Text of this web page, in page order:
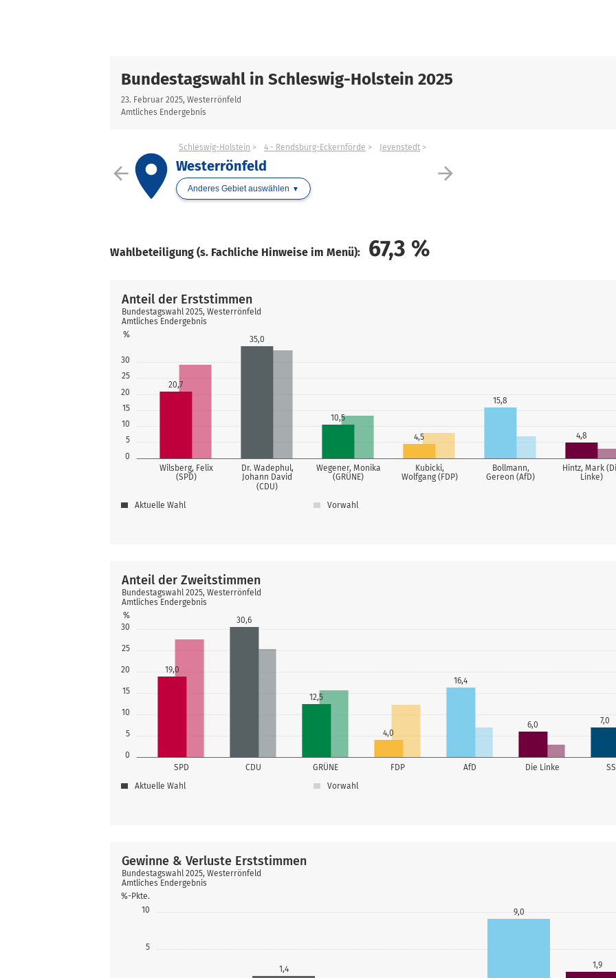
Bundestagswahl in Schleswig-Holstein 2025
23. Februar 2025, Westerrönfeld
Amtliches Endergebnis
arrow_back arrow_forward
place
Schleswig-Holstein 4 - Rendsburg-Eckernförde Jevenstedt
Westerrönfeld
Anderes Gebiet auswählen
Wahlbeteiligung (s. Fachliche Hinweise im Menü): 67,3 %
0
5
10
15
20
25
30
%
Wilsberg, Felix
(SPD)
Dr. Wadephul,
Johann David
(CDU)
Wegener, Monika
(GRÜNE)
Kubicki,
Wolfgang (FDP)
Bollmann,
Gereon (AfD)
Hintz, Mark
Linke)
20,7
35,0
10,5
4,5
15,8
4,8
Anteil der Erststimmen
Bundestagswahl 2025, Westerrönfeld
Amtliches Endergebnis
Aktuelle Wahl Vorwahl
0
5
10
15
20
25
30
%
SPD CDU GRÜNE FDP AfD Die Linke
19,0
30,6
12,5
4,0
16,4
6,0
7,0
Anteil der Zweitstimmen
Bundestagswahl 2025, Westerrönfeld
Amtliches Endergebnis
Aktuelle Wahl Vorwahl
5
10
%-Pkte.
1,4
9,0
1,9
Gewinne & Verluste Erststimmen
Bundestagswahl 2025, Westerrönfeld
Amtliches Endergebnis